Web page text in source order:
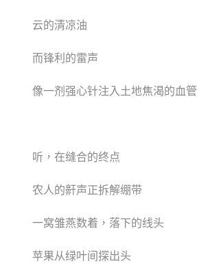
云的清凉油
而锋利的雷声
像一剂强心针注入土地焦渴的血管
听，在缝合的终点
农人的鼾声正拆解绷带
一窝雏燕数着，落下的线头
苹果从绿叶间探出头